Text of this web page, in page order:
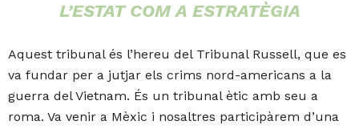
L’ESTAT COM A ESTRATÈGIA
Aquest tribunal és l’hereu del Tribunal Russell, que es
va fundar per a jutjar els crims nord-americans a la
guerra del Vietnam. És un tribunal ètic amb seu a
roma. Va venir a Mèxic i nosaltres participàrem d’una